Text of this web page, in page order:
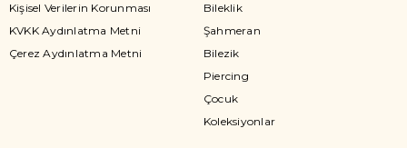
Kişisel Verilerin Korunması
KVKK Aydınlatma Metni
Çerez Aydınlatma Metni
Bileklik
Şahmeran
Bilezik
Piercing
Çocuk
Koleksiyonlar